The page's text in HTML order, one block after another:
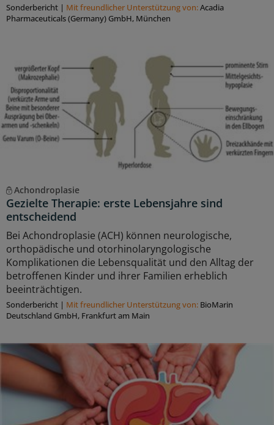
Sonderbericht | Mit freundlicher Unterstützung von:Acadia
Pharmaceuticals (Germany) GmbH, München
Achondroplasie
Gezielte Therapie: erste Lebensjahre sind
entscheidend
Bei Achondroplasie (ACH) können neurologische,
orthopädische und otorhinolaryngologische
Komplikationen die Lebensqualität und den Alltag der
betroffenen Kinder und ihrer Familien erheblich
beeinträchtigen.
Sonderbericht | Mit freundlicher Unterstützung von: BioMarin
Deutschland GmbH, Frankfurt am Main